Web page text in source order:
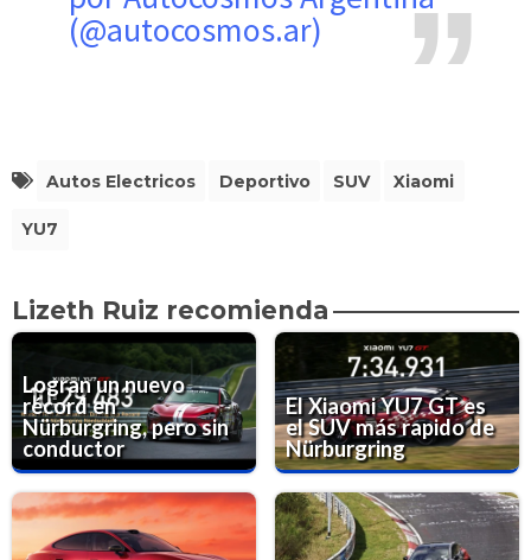
(@autocosmos.ar)
Autos Electricos Deportivo SUV Xiaomi
YU7
Lizeth Ruiz recomienda
Logran un nuevo
récord en
Nürburgring, pero sin
conductor
El Xiaomi YU7 GT es
el SUV más rapido de
Nürburgring